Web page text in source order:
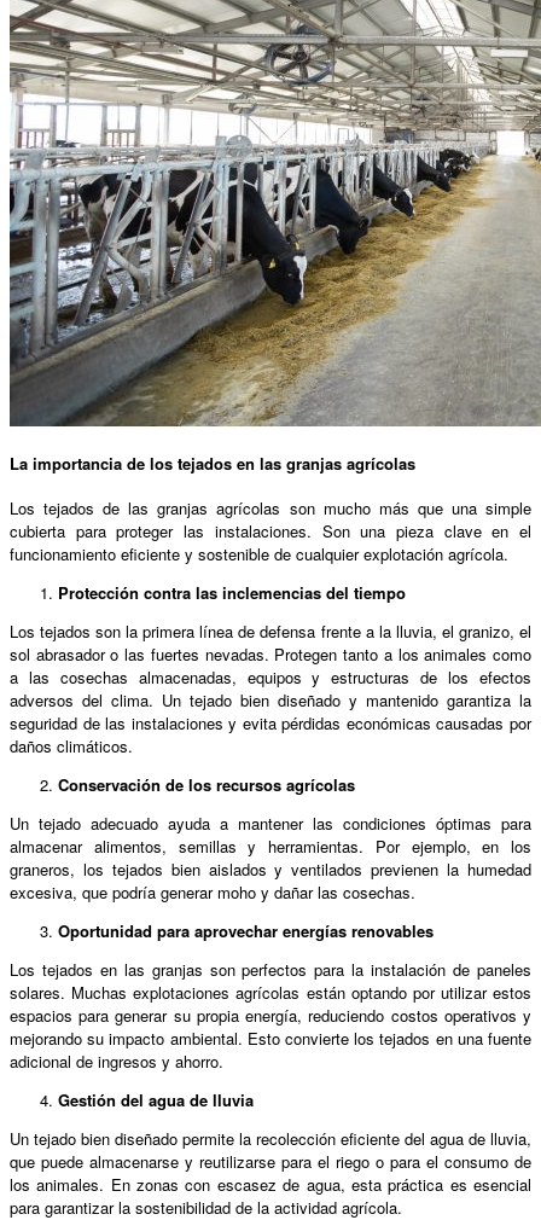
La importancia de los tejados en las granjas agrícolas
Los tejados de las granjas agrícolas son mucho más que una simple
cubierta para proteger las instalaciones. Son una pieza clave en el
funcionamiento eficiente y sostenible de cualquier explotación agrícola.
Protección contra las inclemencias del tiempo
Los tejados son la primera línea de defensa frente a la lluvia, el granizo, el
sol abrasador o las fuertes nevadas. Protegen tanto a los animales como
a las cosechas almacenadas, equipos y estructuras de los efectos
adversos del clima. Un tejado bien diseñado y mantenido garantiza la
seguridad de las instalaciones y evita pérdidas económicas causadas por
daños climáticos.
Conservación de los recursos agrícolas
Un tejado adecuado ayuda a mantener las condiciones óptimas para
almacenar alimentos, semillas y herramientas. Por ejemplo, en los
graneros, los tejados bien aislados y ventilados previenen la humedad
excesiva, que podría generar moho y dañar las cosechas.
Oportunidad para aprovechar energías renovables
Los tejados en las granjas son perfectos para la instalación de paneles
solares. Muchas explotaciones agrícolas están optando por utilizar estos
espacios para generar su propia energía, reduciendo costos operativos y
mejorando su impacto ambiental. Esto convierte los tejados en una fuente
adicional de ingresos y ahorro.
Gestión del agua de lluvia
Un tejado bien diseñado permite la recolección eficiente del agua de lluvia,
que puede almacenarse y reutilizarse para el riego o para el consumo de
los animales. En zonas con escasez de agua, esta práctica es esencial
para garantizar la sostenibilidad de la actividad agrícola.